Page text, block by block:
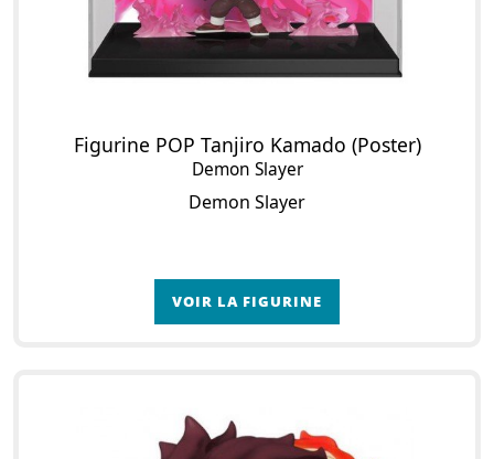
Figurine POP Tanjiro Kamado (Poster)
Demon Slayer
Demon Slayer
VOIR LA FIGURINE